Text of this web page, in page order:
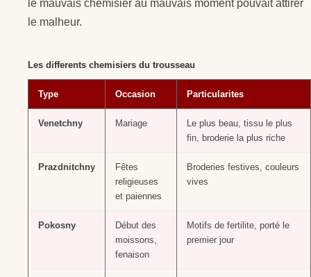
le mauvais chemisier au mauvais moment pouvait attirer
le malheur.
Les differents chemisiers du trousseau
Type Occasion Particularites
Venetchny Mariage
Le plus beau, tissu le plus
fin, broderie la plus riche
Prazdnitchny
Fêtes
religieuses
et paiennes
Broderies festives, couleurs
vives
Pokosny
Début des
moissons,
fenaison
Motifs de fertilite, porté le
premier jour